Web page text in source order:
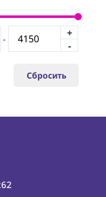
-
+
-
Сбросить